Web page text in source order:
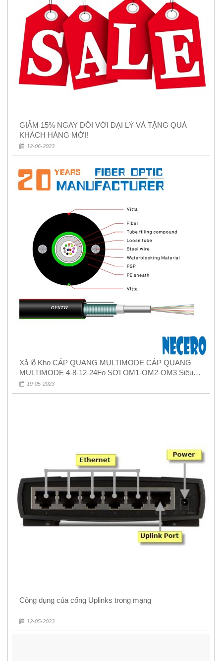
GIẢM 15% NGAY ĐỐI VỚI ĐẠI LÝ VÀ TẶNG QUÀ
KHÁCH HÀNG MỚI!
12-06-2023
Xả lỗ Kho CÁP QUANG MULTIMODE CÁP QUANG
MULTIMODE 4-8-12-24Fo SỢI OM1-OM2-OM3 Siêu
Rẻ 5k
19-05-2023
Công dụng của cổng Uplinks trong mạng
12-05-2023